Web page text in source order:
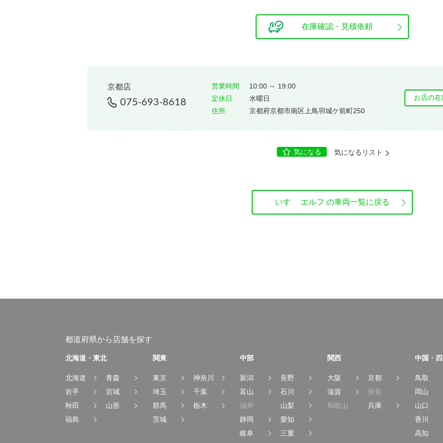
在庫確認・見積依頼
京都店
075-693-8618
営業時間
10:00 ～ 19:00
定休⽇
水曜日
住所
京都府京都市南区上鳥羽城ケ前町250
お店の
気になる 気になるリスト
いすゞ エルフ の車両一覧に戻る
都道府県から店舗を探す
北海道・東北
北海道
青森
岩手
宮城
秋田
山形
福島
関東
東京
神奈川
埼玉
千葉
群馬
栃木
茨城
中部
新潟
長野
富山
石川
福井
山梨
静岡
愛知
岐阜
三重
関西
大阪
京都
滋賀
奈良
和歌山
兵庫
中国・四
鳥取
岡山
山口
香川
高知